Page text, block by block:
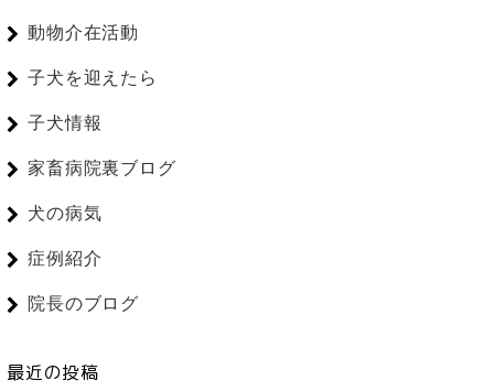
動物介在活動
子犬を迎えたら
子犬情報
家畜病院裏ブログ
犬の病気
症例紹介
院長のブログ
最近の投稿